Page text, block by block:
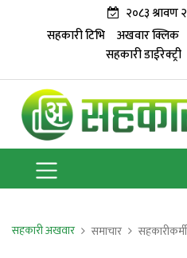
२०८३ श्रावण
सहकारी टिभि
अखवार क्लिक
सहकारी डाईरेक्ट्री
सहकारी अखवार समाचार